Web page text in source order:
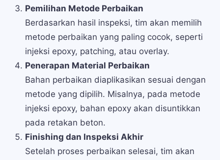
Pemilihan Metode Perbaikan
Berdasarkan hasil inspeksi, tim akan memilih
metode perbaikan yang paling cocok, seperti
injeksi epoxy, patching, atau overlay.
Penerapan Material Perbaikan
Bahan perbaikan diaplikasikan sesuai dengan
metode yang dipilih. Misalnya, pada metode
injeksi epoxy, bahan epoxy akan disuntikkan
pada retakan beton.
Finishing dan Inspeksi Akhir
Setelah proses perbaikan selesai, tim akan